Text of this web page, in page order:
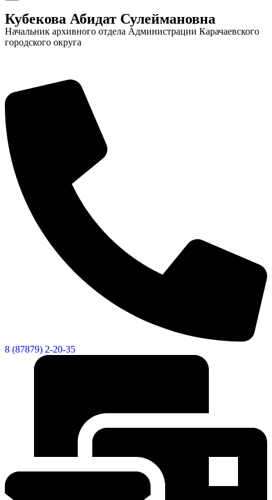
Кубекова Абидат Сулеймановна
Начальник архивного отдела Администрации Карачаевского
городского округа
8 (87879) 2-20-35